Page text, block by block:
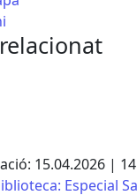
15.04.2026 |
Especial